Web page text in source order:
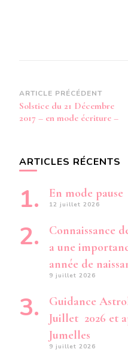
Navigation
d’article
ARTICLE PRÉCÉDENT
Solstice du 21 Décembre
2017 – en mode écriture –
ARTICLES RÉCENTS
En mode pause
12 juillet 2026
Connaissance
a une
année de
9 juillet 2026
Guidance
Juillet 2026 et
Jumelles
9 juillet 2026